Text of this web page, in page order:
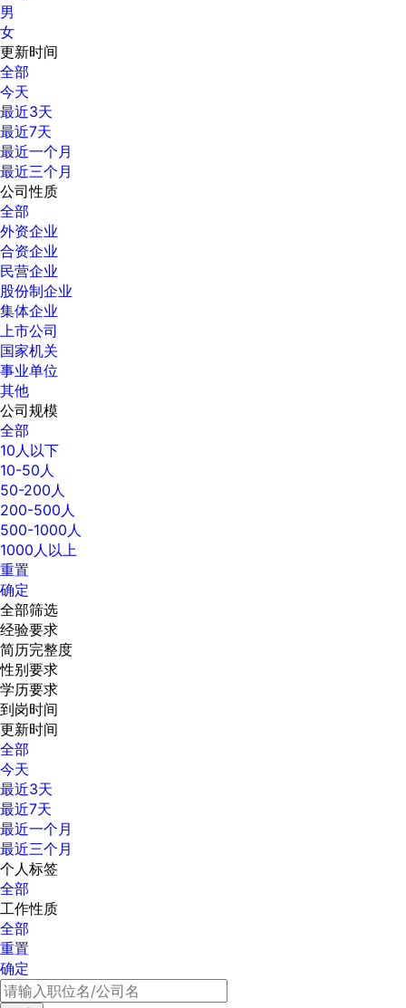
男
女
更新时间
全部
今天
最近3天
最近7天
最近一个月
最近三个月
公司性质
全部
外资企业
合资企业
民营企业
股份制企业
集体企业
上市公司
国家机关
事业单位
其他
公司规模
全部
10人以下
10-50人
50-200人
200-500人
500-1000人
1000人以上
重置
确定
全部筛选
经验要求
简历完整度
性别要求
学历要求
到岗时间
更新时间
全部
今天
最近3天
最近7天
最近一个月
最近三个月
个人标签
全部
工作性质
全部
重置
确定